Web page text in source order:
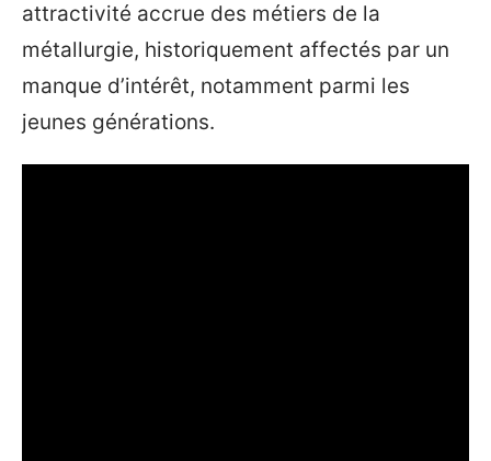
attractivité accrue des métiers de la
métallurgie, historiquement affectés par un
manque d’intérêt, notamment parmi les
jeunes générations.